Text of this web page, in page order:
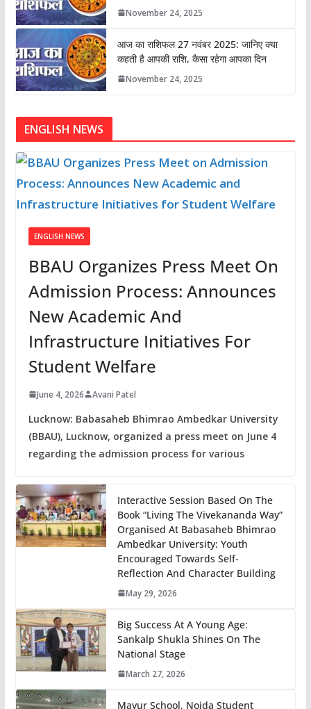
November 24, 2025
आज का राशिफल 27 नवंबर 2025: जानिए क्या
कहती है आपकी राशि, कैसा रहेगा आपका दिन
November 24, 2025
ENGLISH NEWS
ENGLISH NEWS
BBAU Organizes Press Meet On
Admission Process: Announces
New Academic And
Infrastructure Initiatives For
Student Welfare
June 4, 2026 Avani Patel
Lucknow: Babasaheb Bhimrao Ambedkar University
(BBAU), Lucknow, organized a press meet on June 4
regarding the admission process for various
Interactive Session Based On The
Book “Living The Vivekananda Way”
Organised At Babasaheb Bhimrao
Ambedkar University: Youth
Encouraged Towards Self-
Reflection And Character Building
May 29, 2026
Big Success At A Young Age:
Sankalp Shukla Shines On The
National Stage
March 27, 2026
Mayur School, Noida Student